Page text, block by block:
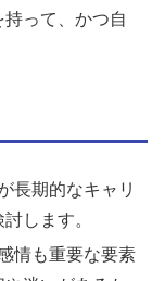
って、かつ自
長期的なキャリ
します。
情も重要な要素